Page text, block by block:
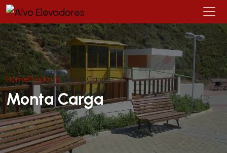
HomeProdutosMonta Carga
Monta Carga